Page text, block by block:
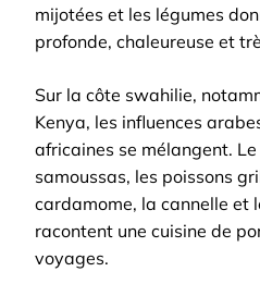
mijotées et les légumes
profonde, chaleureuse et
Sur la côte swahilie,
Kenya, les influences
africaines se mélangent. Le
samoussas, les poissons
cardamome, la cannelle et
racontent une cuisine de
voyages.